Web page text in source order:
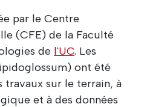
par le Centre
(CFE) de la Faculté
de l'UC. Les
ont été
travaux sur le terrain, à
et à des données